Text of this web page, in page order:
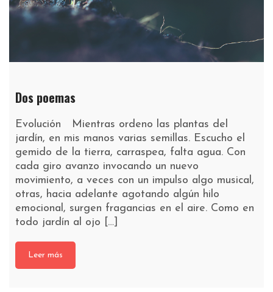
Dos poemas
Evolución Mientras ordeno las plantas del
jardín, en mis manos varias semillas. Escucho el
gemido de la tierra, carraspea, falta agua. Con
cada giro avanzo invocando un nuevo
movimiento, a veces con un impulso algo musical,
otras, hacia adelante agotando algún hilo
emocional, surgen fragancias en el aire. Como en
todo jardín al ojo […]
Leer más